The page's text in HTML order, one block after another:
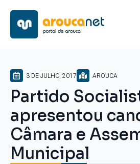
3 DE JULHO, 2017 AROUCA
Partido
apresentou
Câmara e
Municipal